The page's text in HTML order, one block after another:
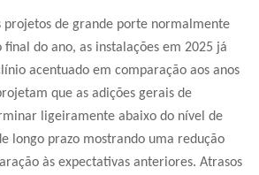
projetos de grande porte normalmente
do ano, as instalações em 2025 já
acentuado em comparação aos anos
que as adições gerais de
ligeiramente abaixo do nível de
longo prazo mostrando uma redução
às expectativas anteriores. Atrasos